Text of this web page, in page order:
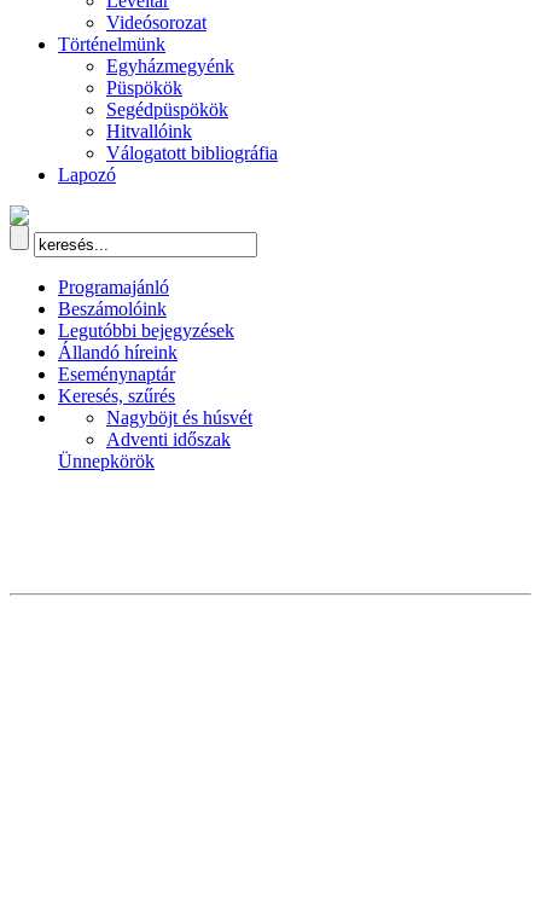
Videósorozat
Történelmünk
Egyházmegyénk
Püspökök
Segédpüspökök
Hitvallóink
Válogatott bibliográfia
Lapozó
Programajánló
Beszámolóink
Legutóbbi bejegyzések
Állandó híreink
Eseménynaptár
Keresés, szűrés
Nagyböjt és húsvét
Adventi időszak
Ünnepkörök